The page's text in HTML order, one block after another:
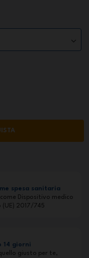
spesa sanitaria
Dispositivo medico
(UE) 2017/745
14 giorni
giusto per te,